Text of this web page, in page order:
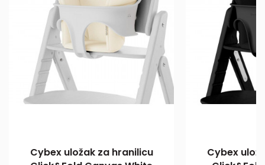
Cybex uložak za hranilicu
Cybex